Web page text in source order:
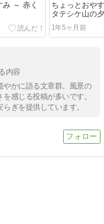
～ 赤く
ちょっとおや
タテシケ山の
1年5ヶ月前
内容
やかに語る文章群。風景の
感じる投稿が多いです。
ぎを提供しています。